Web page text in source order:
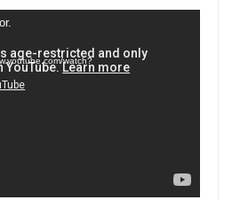
watch?